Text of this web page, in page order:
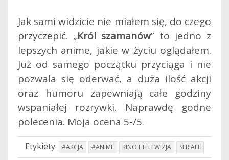
Jak sami widzicie nie miałem się, do czego
przyczepić. „Król szamanów” to jedno z
lepszych anime, jakie w życiu oglądałem.
Już od samego początku przyciąga i nie
pozwala się oderwać, a duża ilość akcji
oraz humoru zapewniają całe godziny
wspaniałej rozrywki. Naprawdę godne
polecenia. Moja ocena 5-/5.
Etykiety: #AKCJA #ANIME KINO I TELEWIZJA SERIALE